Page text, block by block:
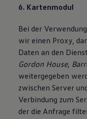
6. Kartenmodul
Bei der
wir einen Proxy,
Daten an den
Gordon House,
weitergegeben
zwischen Server
Verbindung zum
der die Anfrage